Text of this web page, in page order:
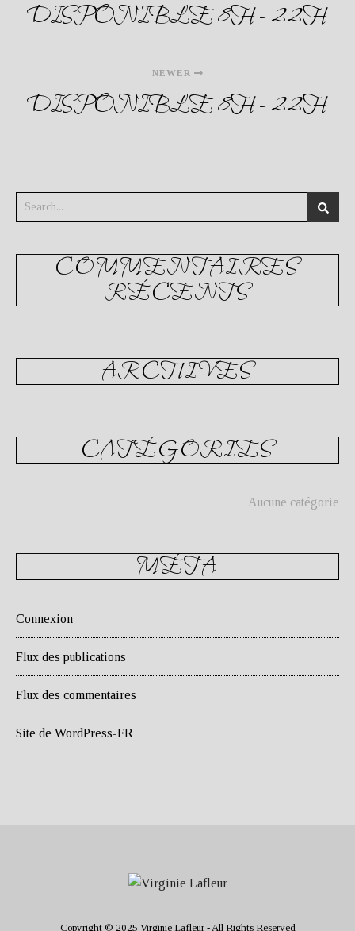
DISPONIBLE 8H - 22H
NEWER
DISPONIBLE 8H - 22H
COMMENTAIRES
RÉCENTS
ARCHIVES
CATÉGORIES
Aucune catégorie
MÉTA
Connexion
Flux des publications
Flux des commentaires
Site de WordPress-FR
Copyright © 2025 Virginie Lafleur - All Rights Reserved